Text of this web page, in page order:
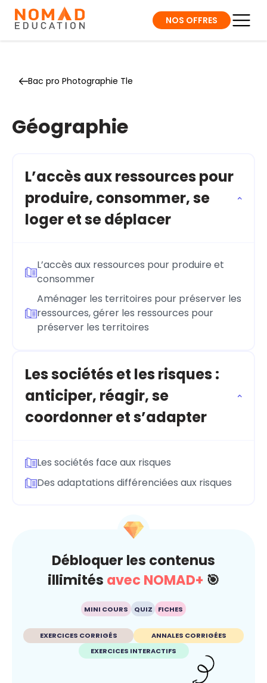
NOS OFFRES
Bac pro Photographie Tle
Géographie
L’accès aux ressources pour
produire, consommer, se
loger et se déplacer
L’accès aux ressources pour produire et
consommer
Aménager les territoires pour préserver les
ressources, gérer les ressources pour
préserver les territoires
Les sociétés et les risques :
anticiper, réagir, se
coordonner et s’adapter
Les sociétés face aux risques
Des adaptations différenciées aux risques
Débloquer les contenus
illimités avec NOMAD+ 🎯
MINI COURS QUIZ FICHES
EXERCICES CORRIGÉS
ANNALES CORRIGÉES
EXERCICES INTERACTIFS